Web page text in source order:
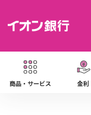
商品・サービス 金利